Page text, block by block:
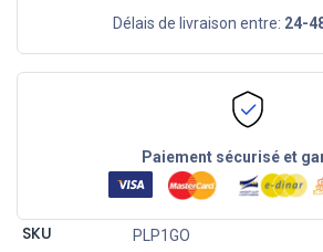
Délais de livraison entre: 24-
Paiement sécurisé et
SKU PLP1GO